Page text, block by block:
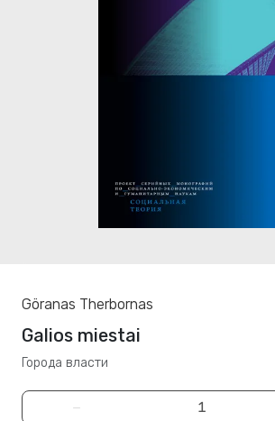
Göranas Therbornas
Galios miestai
Города власти
−